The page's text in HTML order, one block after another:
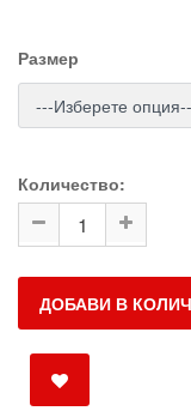
Размер
Количество:
ДОБАВИ В